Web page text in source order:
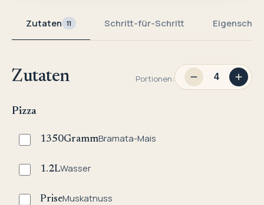
Zutaten 11 Schritt-für-Schritt
Zutaten Portionen:
Pizza
1350GrammBramata-Mais
1.2LWasser
PriseMuskatnuss